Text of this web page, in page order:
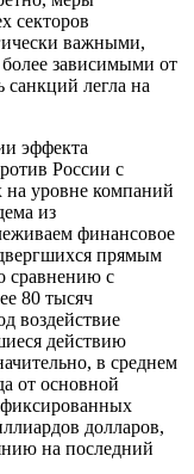
секторов
важными,
зависимыми от
санкций легла на
эффекта
России с
на уровне компаний
из
финансовое
прямым
сравнению с
80 тысяч
воздействие
действию
в среднем
от основной
долларов,
на последний